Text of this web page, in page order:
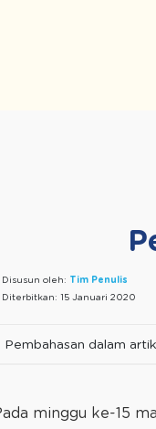
Disusun oleh: Tim Penulis
Diterbitkan: 15 Januari 2020
Pembahasan dalam
minggu ke-15